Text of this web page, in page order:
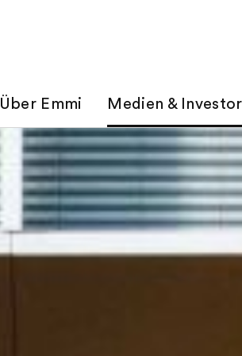
Über Emmi Medien &